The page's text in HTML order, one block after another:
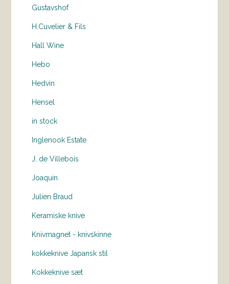
Gustavshof
H.Cuvelier & Fils
Hall Wine
Hebo
Hedvin
Hensel
in stock
Inglenook Estate
J. de Villebois
Joaquin
Julien Braud
Keramiske knive
Knivmagnet - knivskinne
kokkeknive Japansk stil
Kokkeknive sæt